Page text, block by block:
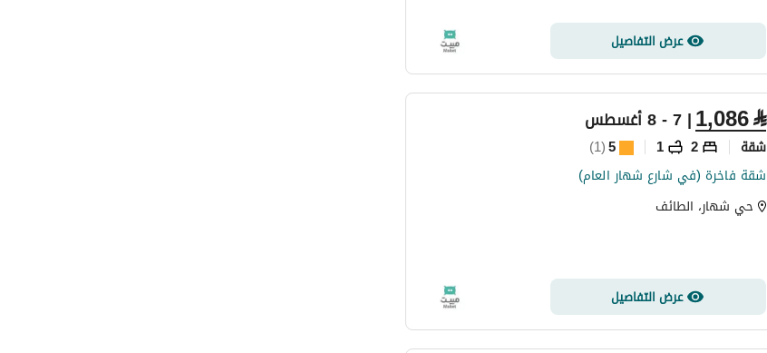
عرض التفاصيل
⃁
1,086| 7 - 8 أغسطس
شقة 2
1
5
(
1
)
شقة فاخرة (في شارع شهار العام)
حي شهار، الطائف
عرض التفاصيل